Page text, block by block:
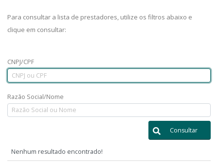
Para consultar a lista de prestadores, utilize os filtros abaixo e
clique em consultar:
CNPJ/CPF
Razão Social/Nome
Consultar
Nenhum resultado encontrado!